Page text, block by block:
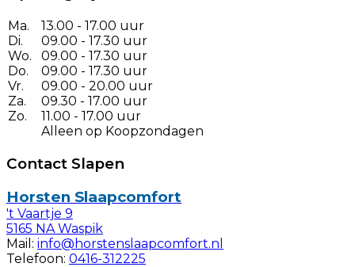
Ma.
Di.
Wo.
Do.
Vr.
Za.
Zo.
13.00 - 17.00 uur
09.00 - 17.30 uur
09.00 - 17.30 uur
09.00 - 17.30 uur
09.00 - 20.00 uur
09.30 - 17.00 uur
11.00 - 17.00 uur
Alleen op Koopzondagen
Contact Slapen
Horsten Slaapcomfort
't Vaartje 9
5165 NA Waspik
Mail: info@horstenslaapcomfort.nl
Telefoon: 0416-312225